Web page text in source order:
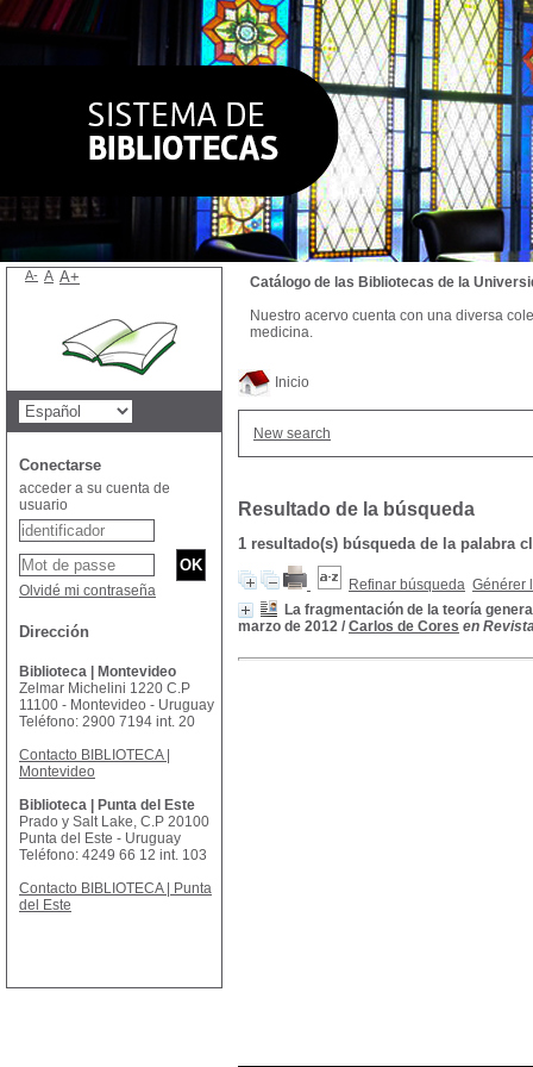
Inicio
New search
Resultado de la búsqueda
1 resultado(s) búsqueda de la palabra
Refinar búsqueda Générer
La fragmentación de la teoría
marzo de 2012 / Carlos de Cores en
Catálogo de las Bibliotecas de la
Nuestro acervo cuenta con una diversa
medicina.
A- A A+
Conectarse
acceder a su cuenta de
usuario
Olvidé mi contraseña
Dirección
Biblioteca | Montevideo
Zelmar Michelini 1220 C.P
11100 - Montevideo - Uruguay
Teléfono: 2900 7194 int. 20
Contacto BIBLIOTECA |
Montevideo
Biblioteca | Punta del Este
Prado y Salt Lake, C.P 20100
Punta del Este - Uruguay
Teléfono: 4249 66 12 int. 103
Contacto BIBLIOTECA | Punta
del Este